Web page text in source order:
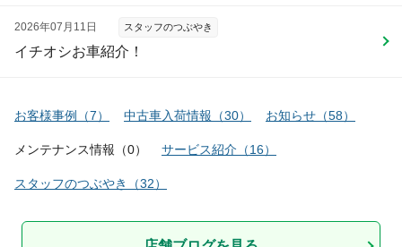
2026年07月11日 スタッフのつぶやき
イチオシお車紹介！
お客様事例 （7） 中古車入荷情報 （30） お知らせ （58）
メンテナンス情報 （0） サービス紹介 （16）
スタッフのつぶやき （32）